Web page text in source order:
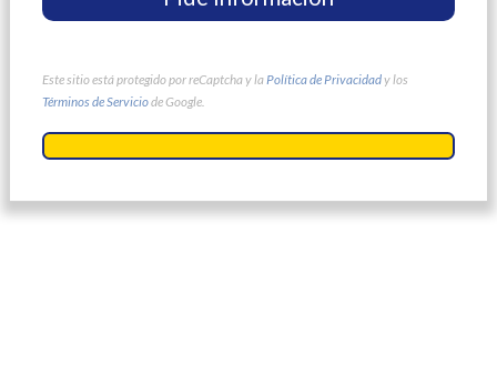
Este sitio está protegido por reCaptcha y la Política de Privacidady los
Términos de Serviciode Google.